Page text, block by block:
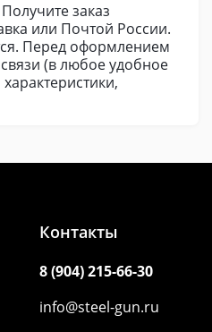
заказ
или Почтой России.
Перед оформлением
(в любое удобное
Контакты
8 (904) 215-66-30
info@steel-gun.ru